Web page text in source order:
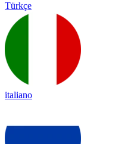
Türkçe
italiano